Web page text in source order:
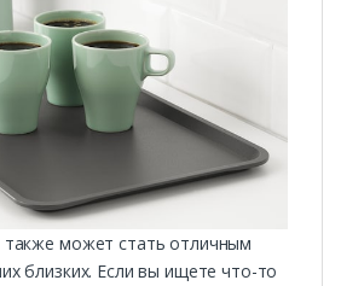
также может стать отличным
близких. Если вы ищете что-то